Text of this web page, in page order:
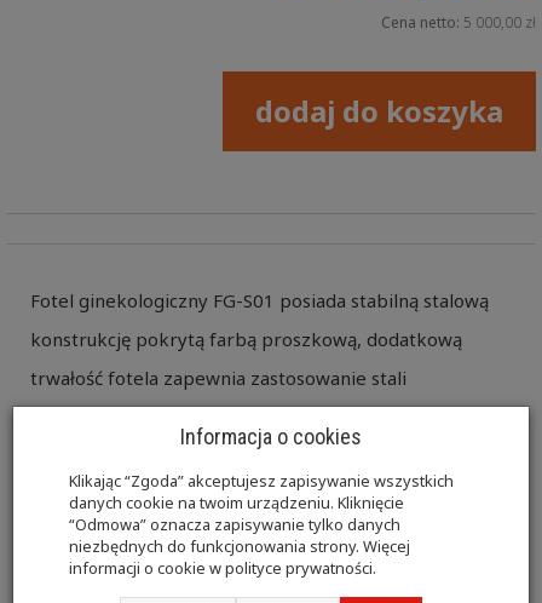
Cena netto: 5 000,00 zł
dodaj do koszyka
Fotel ginekologiczny FG-S01 posiada stabilną stalową
konstrukcję pokrytą farbą proszkową, dodatkową
trwałość fotela zapewnia zastosowanie stali
składa się z trzech części w tym demontowanego
podnóżka. Model FG-S01 posiada stałą wysokość.
Oparcie fotela jest regulowane za pomocą sprężyny
gazowej, po montażu podnóżka można uzyskać pozycję
Informacja o cookies
Klikając “Zgoda” akceptujesz zapisywanie wszystkich
danych cookie na twoim urządzeniu. Kliknięcie
“Odmowa” oznacza zapisywanie tylko danych
niezbędnych do funkcjonowania strony. Więcej
informacji o cookie wpolityce prywatności.